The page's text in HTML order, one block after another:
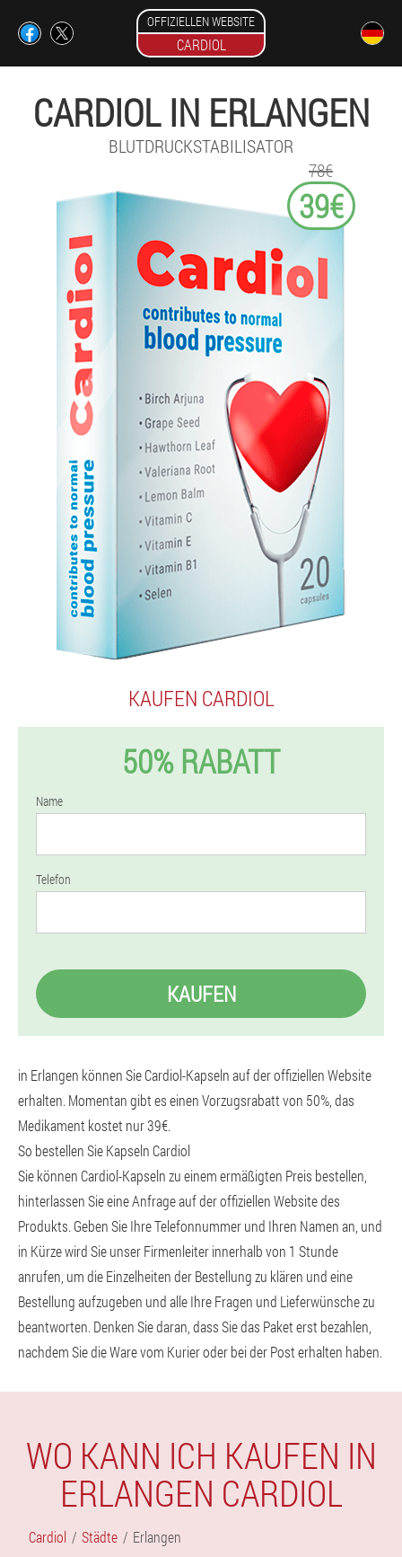
OFFIZIELLEN WEBSITE
CARDIOL
CARDIOL IN ERLANGEN
BLUTDRUCKSTABILISATOR
78€
39€
KAUFEN CARDIOL
50% RABATT
Name
Telefon
KAUFEN
in Erlangen können Sie Cardiol-Kapseln auf der offiziellen Website
erhalten. Momentan gibt es einen Vorzugsrabatt von 50%, das
Medikament kostet nur 39€.
So bestellen Sie Kapseln Cardiol
Sie können Cardiol-Kapseln zu einem ermäßigten Preis bestellen,
hinterlassen Sie eine Anfrage auf der offiziellen Website des
Produkts. Geben Sie Ihre Telefonnummer und Ihren Namen an, und
in Kürze wird Sie unser Firmenleiter innerhalb von 1 Stunde
anrufen, um die Einzelheiten der Bestellung zu klären und eine
Bestellung aufzugeben und alle Ihre Fragen und Lieferwünsche zu
beantworten. Denken Sie daran, dass Sie das Paket erst bezahlen,
nachdem Sie die Ware vom Kurier oder bei der Post erhalten haben.
WO KANN ICH KAUFEN IN
ERLANGEN CARDIOL
Cardiol Städte Erlangen